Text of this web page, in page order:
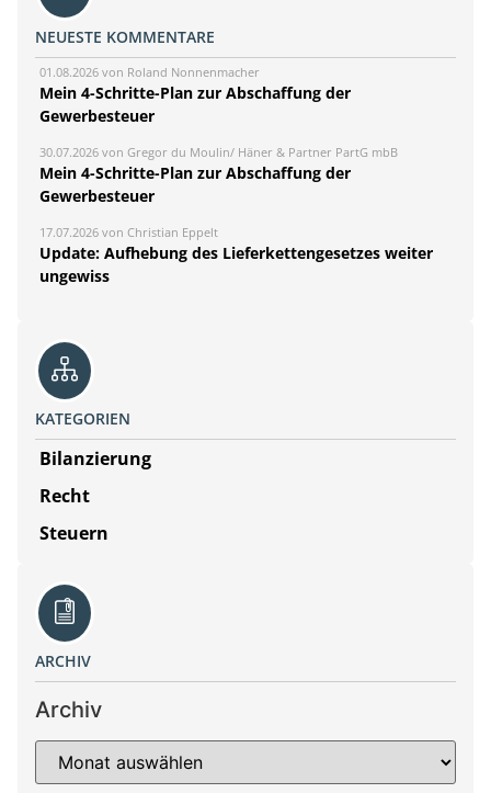
NEUESTE KOMMENTARE
01.08.2026 von Roland Nonnenmacher
Mein 4-Schritte-Plan zur Abschaffung der
Gewerbesteuer
30.07.2026 von Gregor du Moulin/ Häner & Partner PartG mbB
Mein 4-Schritte-Plan zur Abschaffung der
Gewerbesteuer
17.07.2026 von Christian Eppelt
Update: Aufhebung des Lieferkettengesetzes weiter
ungewiss
KATEGORIEN
Bilanzierung
Recht
Steuern
ARCHIV
Archiv